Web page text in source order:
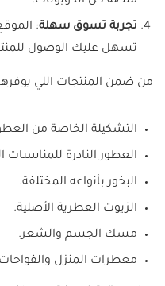
تجربة تسوق سهلة:
تسهل عليك الوصول للمنتج
من ضمن المنتجات اللي
التشكيلة الخاصة من
العطور النادرة للمناسبات
البخور بأنواعه المختلفة.
الزيوت العطرية الأصلية.
مسك الجسم والشعر.
معطرات المنزل